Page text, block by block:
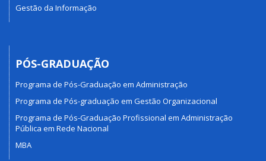
Gestão da Informação
PÓS-GRADUAÇÃO
Programa de Pós-Graduação em Administração
Programa de Pós-graduação em Gestão Organizacional
Programa de Pós-Graduação Profissional em Administração
Pública em Rede Nacional
MBA